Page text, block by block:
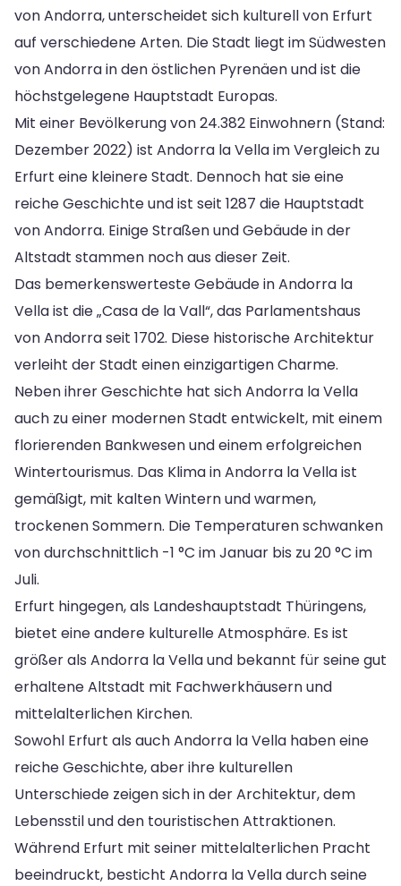
von Andorra, unterscheidet sich kulturell von Erfurt
auf verschiedene Arten. Die Stadt liegt im Südwesten
von Andorra in den östlichen Pyrenäen und ist die
höchstgelegene Hauptstadt Europas.
Mit einer Bevölkerung von 24.382 Einwohnern (Stand:
Dezember 2022) ist Andorra la Vella im Vergleich zu
Erfurt eine kleinere Stadt. Dennoch hat sie eine
reiche Geschichte und ist seit 1287 die Hauptstadt
von Andorra. Einige Straßen und Gebäude in der
Altstadt stammen noch aus dieser Zeit.
Das bemerkenswerteste Gebäude in Andorra la
Vella ist die „Casa de la Vall“, das Parlamentshaus
von Andorra seit 1702. Diese historische Architektur
verleiht der Stadt einen einzigartigen Charme.
Neben ihrer Geschichte hat sich Andorra la Vella
auch zu einer modernen Stadt entwickelt, mit einem
florierenden Bankwesen und einem erfolgreichen
Wintertourismus. Das Klima in Andorra la Vella ist
gemäßigt, mit kalten Wintern und warmen,
trockenen Sommern. Die Temperaturen schwanken
von durchschnittlich -1 °C im Januar bis zu 20 °C im
Juli.
Erfurt hingegen, als Landeshauptstadt Thüringens,
bietet eine andere kulturelle Atmosphäre. Es ist
größer als Andorra la Vella und bekannt für seine gut
erhaltene Altstadt mit Fachwerkhäusern und
mittelalterlichen Kirchen.
Sowohl Erfurt als auch Andorra la Vella haben eine
reiche Geschichte, aber ihre kulturellen
Unterschiede zeigen sich in der Architektur, dem
Lebensstil und den touristischen Attraktionen.
Während Erfurt mit seiner mittelalterlichen Pracht
beeindruckt, besticht Andorra la Vella durch seine